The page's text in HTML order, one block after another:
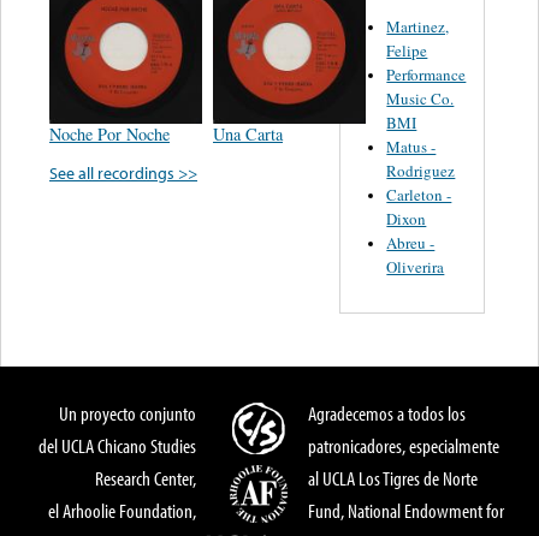
Noche Por Noche
Una Carta
See all recordings >>
Martinez,
Felipe
Performance
Music Co.
BMI
Matus -
Rodriguez
Carleton -
Dixon
Abreu -
Oliverira
Un proyecto conjunto
del UCLA Chicano Studies
Research Center,
el Arhoolie Foundation,
Agradecemos a todos los
patronicadores, especialmente
al UCLA Los Tigres de Norte
Fund, National Endowment for